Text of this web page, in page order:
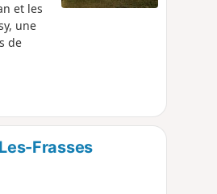
et les
une
de
Frasses